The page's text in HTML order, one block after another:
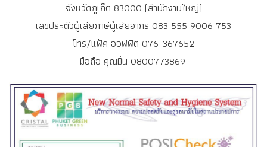
จังหวัดภูเก็ต 83000 (สำนักงานใหญ่)
เลขประตัวผู้เสียภาษีผู้เสียอากร 083 555 9006 753
โทร/แฟ็ค ออฟฟิต 076-367652
มือถือ คุณมิ้น 0800773869